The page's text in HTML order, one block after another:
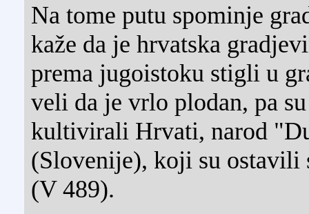
Na tome putu spominje
kaže da je hrvatska
prema jugoistoku stigli u
veli da je vrlo plodan, pa
kultivirali Hrvati, narod
(Slovenije), koji su ostavili
(V 489).